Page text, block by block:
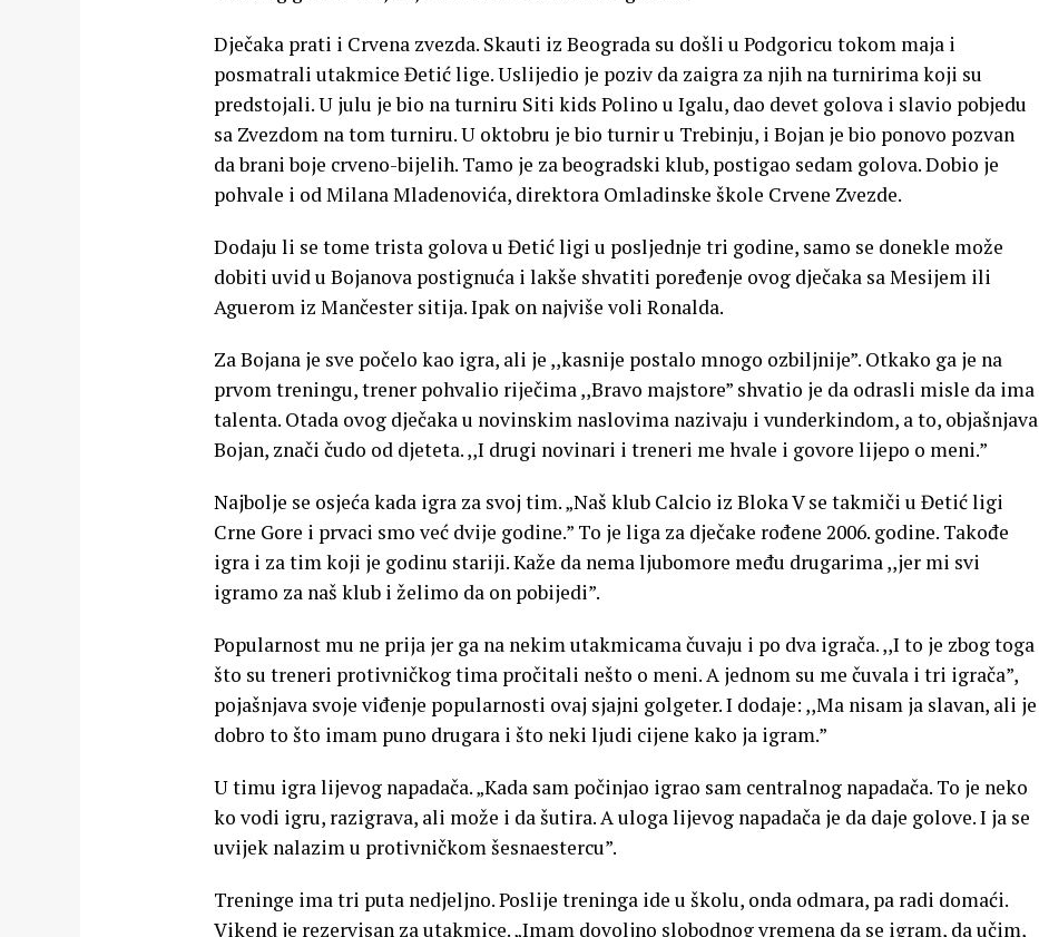
Dječaka prati i Crvena zvezda. Skauti iz Beograda su došli u Podgoricu tokom maja i
posmatrali utakmice Đetić lige. Uslijedio je poziv da zaigra za njih na turnirima koji su
predstojali. U julu je bio na turniru Siti kids Polino u Igalu, dao devet golova i slavio pobjedu
sa Zvezdom na tom turniru. U oktobru je bio turnir u Trebinju, i Bojan je bio ponovo pozvan
da brani boje crveno-bijelih. Tamo je za beogradski klub, postigao sedam golova. Dobio je
pohvale i od Milana Mladenovića, direktora Omladinske škole Crvene Zvezde.
Dodaju li se tome trista golova u Đetić ligi u posljednje tri godine, samo se donekle može
dobiti uvid u Bojanova postignuća i lakše shvatiti poređenje ovog dječaka sa Mesijem ili
Aguerom iz Mančester sitija. Ipak on najviše voli Ronalda.
Za Bojana je sve počelo kao igra, ali je ,,kasnije postalo mnogo ozbiljnije”. Otkako ga je na
prvom treningu, trener pohvalio riječima ,,Bravo majstore” shvatio je da odrasli misle da ima
talenta. Otada ovog dječaka u novinskim naslovima nazivaju i vunderkindom, a to, objašnjava
Bojan, znači čudo od djeteta. ,,I drugi novinari i treneri me hvale i govore lijepo o meni.”
Najbolje se osjeća kada igra za svoj tim. „Naš klub Calcio iz Bloka V se takmiči u Đetić ligi
Crne Gore i prvaci smo već dvije godine.” To je liga za dječake rođene 2006. godine. Takođe
igra i za tim koji je godinu stariji. Kaže da nema ljubomore među drugarima ,,jer mi svi
igramo za naš klub i želimo da on pobijedi”.
Popularnost mu ne prija jer ga na nekim utakmicama čuvaju i po dva igrača. ,,I to je zbog toga
što su treneri protivničkog tima pročitali nešto o meni. A jednom su me čuvala i tri igrača”,
pojašnjava svoje viđenje popularnosti ovaj sjajni golgeter. I dodaje: ,,Ma nisam ja slavan, ali je
dobro to što imam puno drugara i što neki ljudi cijene kako ja igram.”
U timu igra lijevog napadača. „Kada sam počinjao igrao sam centralnog napadača. To je neko
ko vodi igru, razigrava, ali može i da šutira. A uloga lijevog napadača je da daje golove. I ja se
uvijek nalazim u protivničkom šesnaestercu”.
Treninge ima tri puta nedjeljno. Poslije treninga ide u školu, onda odmara, pa radi domaći.
Vikend je rezervisan za utakmice. „Imam dovoljno slobodnog vremena da se igram, da učim,